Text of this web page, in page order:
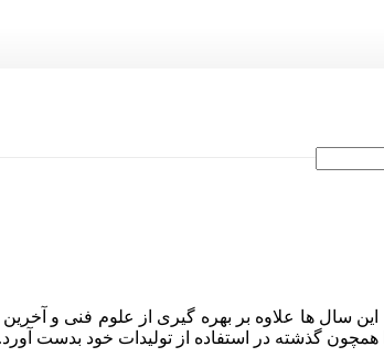
سال ها علاوه بر بهره گیری از علوم فنی و
همچون گذشته در استفاده از تولیدات خود بدست آورد.